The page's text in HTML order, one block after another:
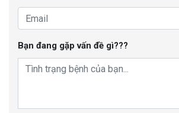
Bạn đang gặp vấn đề gì???